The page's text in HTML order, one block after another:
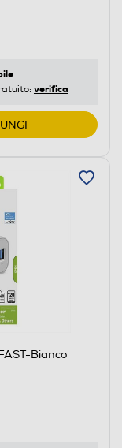
verifica
Bianco